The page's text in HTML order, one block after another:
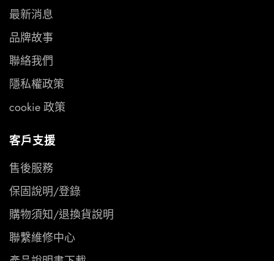
最新消息
品牌故事
聯絡我們
隱私權政策
cookie 政策
客戶支援
售後服務
保固說明/登錄
購物須知/退換貨說明
聯繫維修中心